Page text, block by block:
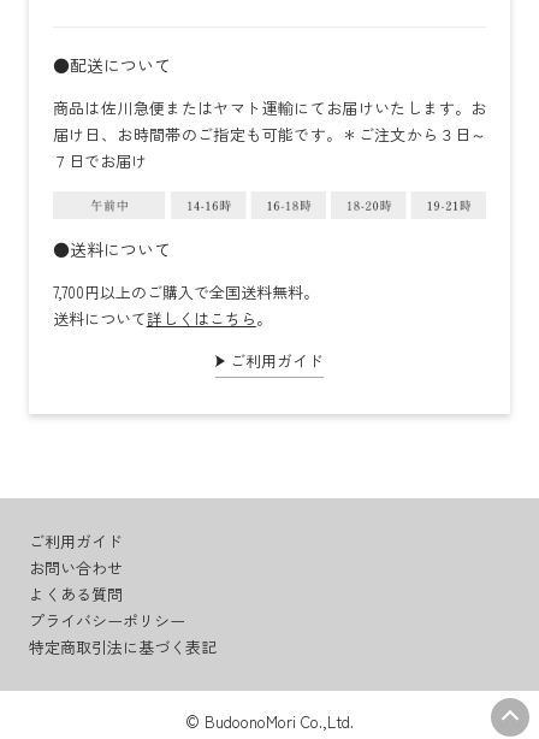
●配送について
商品は佐川急便またはヤマト運輸にてお届けいたします。お
届け日、お時間帯のご指定も可能です。＊ご注文から３日～
７日でお届け
●送料について
7,700円以上のご購入で全国送料無料。
送料について詳しくはこちら。
ご利用ガイド
ご利用ガイド
お問い合わせ
よくある質問
プライバシーポリシー
特定商取引法に基づく表記
© BudoonoMori Co.,Ltd.